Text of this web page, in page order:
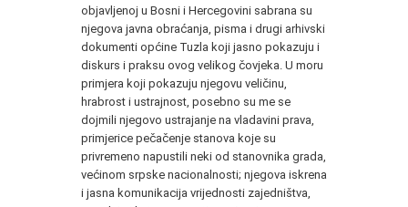
objavljenoj u Bosni i Hercegovini sabrana su
njegova javna obraćanja, pisma i drugi arhivski
dokumenti općine Tuzla koji jasno pokazuju i
diskurs i praksu ovog velikog čovjeka. U moru
primjera koji pokazuju njegovu veličinu,
hrabrost i ustrajnost, posebno su me se
dojmili njegovo ustrajanje na vladavini prava,
primjerice pečačenje stanova koje su
privremeno napustili neki od stanovnika grada,
većinom srpske nacionalnosti; njegova iskrena
i jasna komunikacija vrijednosti zajedništva,